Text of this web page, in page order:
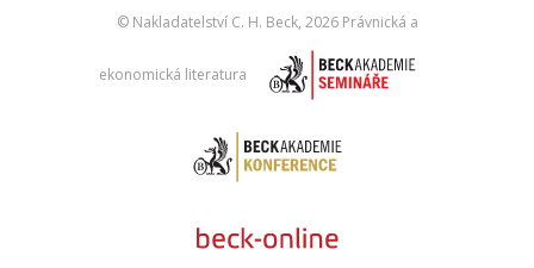
© Nakladatelství C. H. Beck, 2026 Právnická a
ekonomická literatura